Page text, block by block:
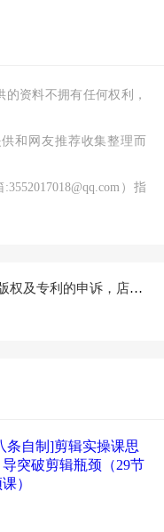
资料不拥有任何权利，
和网友推荐收集整理而
）指
利的申诉，店铺安全必备